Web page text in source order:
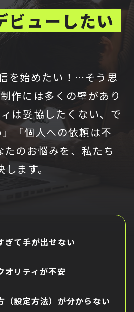
ューしたい
を始めたい！…そう思
作には多くの壁があり
は妥協したくない、で
「個人への依頼は不
のお悩みを、私たち
ます。
ぎて手が出せない
オリティが不安
（設定方法）が分からない